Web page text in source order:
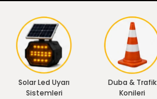
Solar Led Uyarı
Sistemleri
Duba & Trafik
Konileri